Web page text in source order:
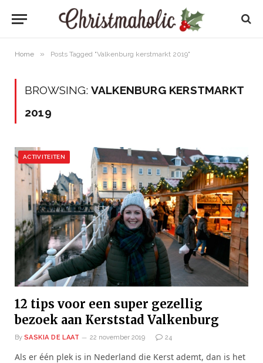
Home » Posts Tagged "Valkenburg kerstmarkt 2019"
BROWSING: VALKENBURG KERSTMARKT
2019
ACTIVITEITEN
12 tips voor een super gezellig
bezoek aan Kerststad Valkenburg
By SASKIA DE LAAT 22 november 2019 24
Als er één plek is in Nederland die Kerst ademt, dan is het